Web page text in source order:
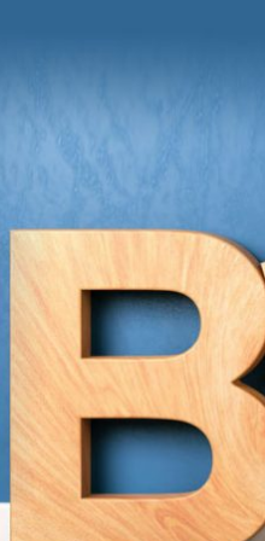
und Anregungen von Grit